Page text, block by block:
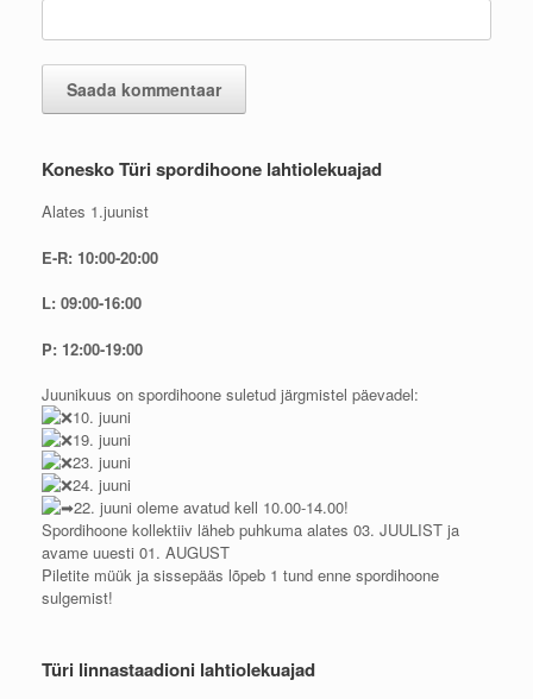
Konesko Türi spordihoone lahtiolekuajad
Alates 1.juunist
E-R: 10:00-20:00
L: 09:00-16:00
P: 12:00-19:00
Juunikuus on spordihoone suletud järgmistel päevadel:
10. juuni
19. juuni
23. juuni
24. juuni
22. juuni oleme avatud kell 10.00-14.00!
Spordihoone kollektiiv läheb puhkuma alates 03. JUULIST ja
avame uuesti 01. AUGUST
Piletite müük ja sissepääs lõpeb 1 tund enne spordihoone
sulgemist!
Türi linnastaadioni lahtiolekuajad